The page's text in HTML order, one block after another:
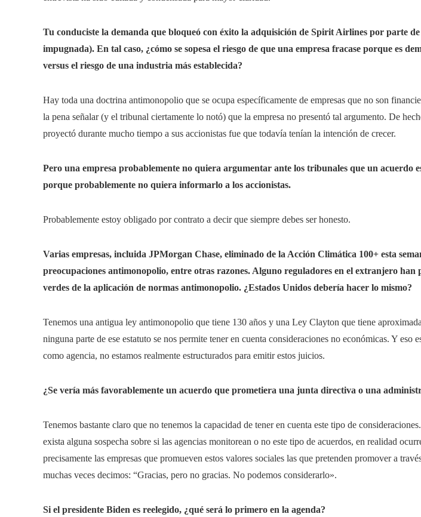
Tu conduciste la demanda que bloqueó con éxito la adquisición de Spirit Airlines por parte
impugnada). En tal caso, ¿cómo se sopesa el riesgo de que una empresa fracase porque es
versus el riesgo de una industria más establecida?
Hay toda una doctrina antimonopolio que se ocupa específicamente de empresas que no son
la pena señalar (y el tribunal ciertamente lo notó) que la empresa no presentó tal argumento. De
proyectó durante mucho tiempo a sus accionistas fue que todavía tenían la intención de crecer.
Pero una empresa probablemente no quiera argumentar ante los tribunales que un acuerdo
porque probablemente no quiera informarlo a los accionistas.
Probablemente estoy obligado por contrato a decir que siempre debes ser honesto.
Varias empresas, incluida JPMorgan Chase, eliminado de la Acción Climática 100+ esta
preocupaciones antimonopolio, entre otras razones. Alguno reguladores en el extranjero han
verdes de la aplicación de normas antimonopolio. ¿Estados Unidos debería hacer lo mismo?
Tenemos una antigua ley antimonopolio que tiene 130 años y una Ley Clayton que tiene
ninguna parte de ese estatuto se nos permite tener en cuenta consideraciones no económicas. Y eso
como agencia, no estamos realmente estructurados para emitir estos juicios.
¿Se vería más favorablemente un acuerdo que prometiera una junta directiva o una
Tenemos bastante claro que no tenemos la capacidad de tener en cuenta este tipo de
exista alguna sospecha sobre si las agencias monitorean o no este tipo de acuerdos, en realidad
precisamente las empresas que promueven estos valores sociales las que pretenden promover a
muchas veces decimos: “Gracias, pero no gracias. No podemos considerarlo».
Si el presidente Biden es reelegido, ¿qué será lo primero en la agenda?